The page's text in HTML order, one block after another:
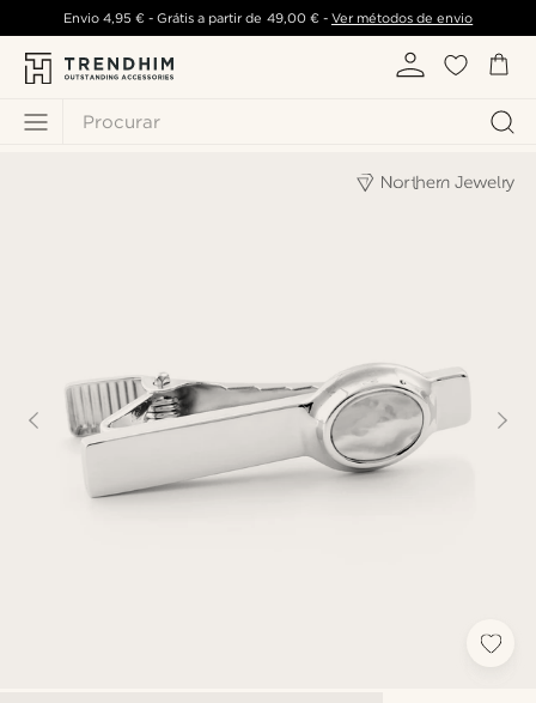
Procurar
Envio 4,95 €- Grátis a partir de 49,00 €- Ver métodos de envio